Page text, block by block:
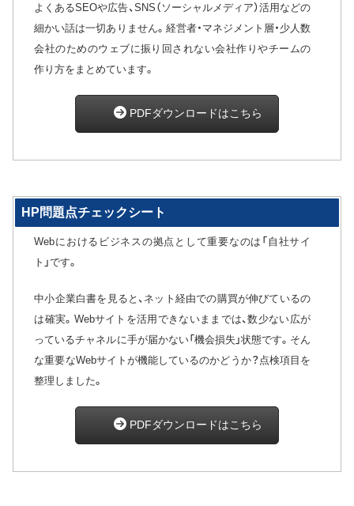
よくあるSEOや広告、SNS（ソーシャルメディア）活用などの
細かい話は一切ありません。経営者・マネジメント層・少人数
会社のためのウェブに振り回されない会社作りやチームの
作り方をまとめています。
PDFダウンロードはこちら
HP問題点チェックシート
Webにおけるビジネスの拠点として重要なのは「自社サイ
ト」です。
中小企業白書を見ると、ネット経由での購買が伸びているの
は確実。Webサイトを活用できないままでは、数少ない広が
っているチャネルに手が届かない「機会損失」状態です。そん
な重要なWebサイトが機能しているのかどうか？点検項目を
整理しました。
PDFダウンロードはこちら